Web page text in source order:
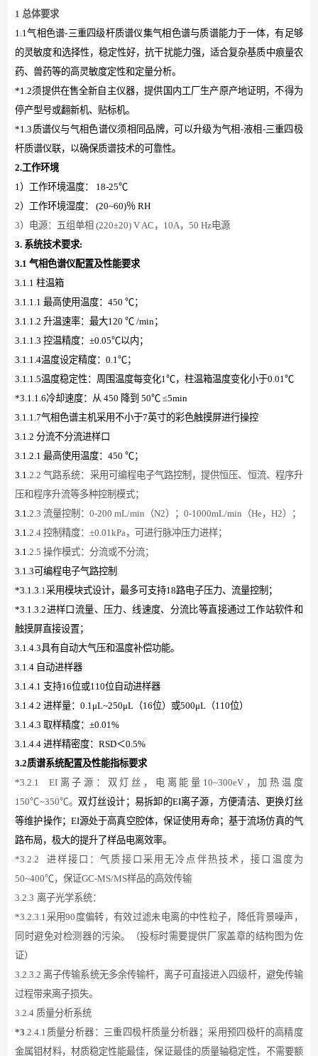
1 总体要求
1.1气相色谱-三重四级杆质谱仪集气相色谱与质谱能力于一体，有足够
的灵敏度和选择性，稳定性好，抗干扰能力强，适合复杂基质中痕量农
药、兽药等的高灵敏度定性和定量分析。
*1.2须提供在售全新自主仪器，提供国内工厂生产原产地证明，不得为
停产型号或翻新机、贴标机。
*1.3质谱仪与气相色谱仪须相同品牌，可以升级为气相-液相-三重四极
杆质谱仪联，以确保质谱技术的可靠性。
2.工作环境
1）工作环境温度： 18-25℃
2）工作环境湿度： (20~60)％ RH
3）电源：五组单相 (220±20) V AC，10A，50 Hz电源
3. 系统技术要求:
3.1 气相色谱仪配置及性能要求
3.1.1 柱温箱
3.1.1.1 最高使用温度：450 ℃；
3.1.1.2 升温速率：最大120 ℃ /min；
3.1.1.3 控温精度：±0.05℃以内；
3.1.1.4温度设定精度：0.1℃；
3.1.1.5温度稳定性：周围温度每变化1℃，柱温箱温度变化小于0.01℃
*3.1.1.6冷却速度：从 450 降到 50℃ ≤5min
3.1.1.7气相色谱主机采用不小于7英寸的彩色触摸屏进行操控
3.1.2 分流不分流进样口
3.1.2.1 最高使用温度：450 ℃；
3.1.2.2 气路系统：采用可编程电子气路控制，提供恒压、恒流、程序升
压和程序升流等多种控制模式；
3.1.2.3 流量控制：0-200 mL/min（N2）；0-1000mL/min（He，H2）；
3.1.2.4 控制精度：±0.01kPa，可进行脉冲压力进样；
3.1.2.5 操作模式：分流或不分流；
3.1.3可编程电子气路控制
*3.1.3.1采用模块式设计，最多可支持18路电子压力、流量控制；
*3.1.3.2进样口流量、压力、线速度、分流比等直接通过工作站软件和
触摸屏直接设置；
3.1.4.3具有自动大气压和温度补偿功能。
3.1.4 自动进样器
3.1.4.1 支持16位或110位自动进样器
3.1.4.2 进样量：0.1μL~250μL（16位）或500μL（110位）
3.1.4.3 取样精度：±0.01%
3.1.4.4 进样精密度：RSD＜0.5%
3.2质谱系统配置及性能指标要求
*3.2.1 EI离子源 ：双灯丝，电离能量 10~300eV，加热温度
150℃~350℃。 双灯丝设计；易拆卸的EI离子源，方便清洁、更换灯丝
等维护操作；EI源处于高真空腔体，保证使用寿命；基于流场仿真的气
路布局，极大的提升了样品电离效率。
*3.2.2 进样接口：气质接口采用无冷点伴热技术，接口温度为
50~400℃，保证GC-MS/MS样品的高效传输
3.2.3 离子光学系统：
*3.2.3.1采用90度偏转，有效过滤未电离的中性粒子，
降低背景噪声，
同时避免对检测器的污染。（投标时需要提供厂家盖章的结构图为佐
证）
3.2.3.2 离子传输系统无多余传输杆，离子可直接进入四级杆，避免传输
过程带来离子损失。
3.2.4 质量分析系统
*3.2.4.1质量分析器： 三重四极杆质量分析器；采用预四极杆的高精度
金属钼材料，材质稳定性能最佳，保证最佳的质量轴稳定性，不需要额